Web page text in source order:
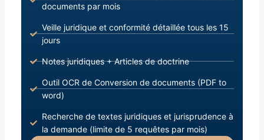
documents par mois
Veille juridique et conformité détaillée tous les 15
jours
Notes juridiques + Articles de doctrine
Outil OCR de Conversion de documents (PDF to
word)
Recherche de textes juridiques et jurisprudence à
la demande (limite de 5 requêtes par mois)